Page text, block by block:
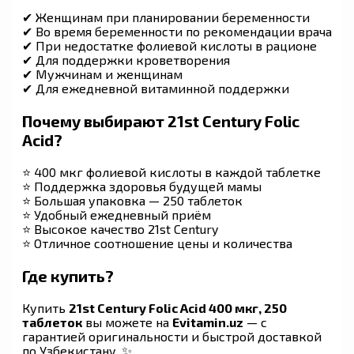
✔ Женщинам при планировании беременности
✔ Во время беременности по рекомендации врача
✔ При недостатке фолиевой кислоты в рационе
✔ Для поддержки кроветворения
✔ Мужчинам и женщинам
✔ Для ежедневной витаминной поддержки
Почему выбирают 21st Century Folic
Acid?
⭐ 400 мкг фолиевой кислоты в каждой таблетке
⭐ Поддержка здоровья будущей мамы
⭐ Большая упаковка — 250 таблеток
⭐ Удобный ежедневный приём
⭐ Высокое качество 21st Century
⭐ Отличное соотношение цены и количества
Где купить?
Купить 21st Century Folic Acid 400 мкг, 250
таблеток вы можете на Evitamin.uz — с
гарантией оригинальности и быстрой доставкой
по Узбекистану. ✨